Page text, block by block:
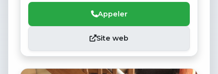
Appeler
Site web